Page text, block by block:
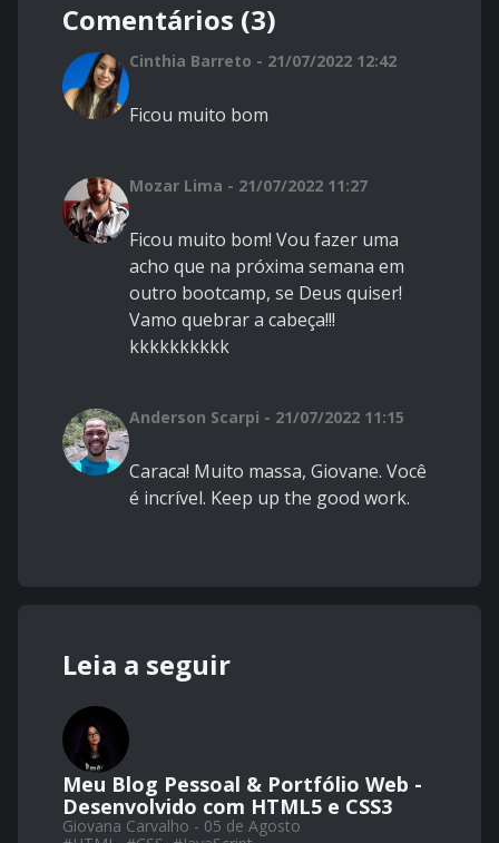
Comentários (3)
Cinthia Barreto - 21/07/2022 12:42
Ficou muito bom
Mozar Lima - 21/07/2022 11:27
Ficou muito bom! Vou fazer uma
acho que na próxima semana em
outro bootcamp, se Deus quiser!
Vamo quebrar a cabeça!!!
kkkkkkkkkk
Anderson Scarpi - 21/07/2022 11:15
Caraca! Muito massa, Giovane. Você
é incrível. Keep up the good work.
Leia a seguir
Meu Blog Pessoal & Portfólio Web -
Desenvolvido com HTML5 e CSS3
Giovana Carvalho - 05 de Agosto